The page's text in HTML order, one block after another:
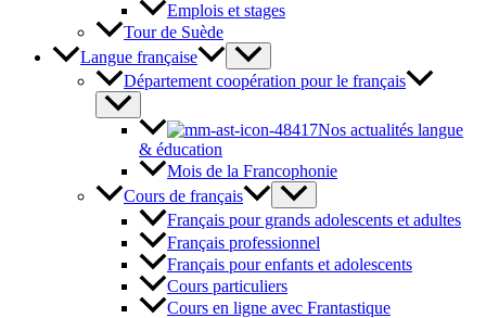
Emplois et stages
Tour de Suède
Langue française
Département coopération pour le français
Nos actualités langue
& éducation
Mois de la Francophonie
Cours de français
Français pour grands adolescents et adultes
Français professionnel
Français pour enfants et adolescents
Cours particuliers
Cours en ligne avec Frantastique